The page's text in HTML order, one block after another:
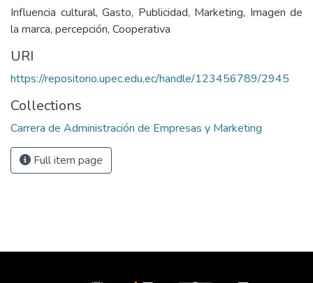
Influencia cultural, Gasto, Publicidad, Marketing, Imagen de
la marca, percepción, Cooperativa
URI
https://repositorio.upec.edu.ec/handle/123456789/2945
Collections
Carrera de Administración de Empresas y Marketing
Full item page